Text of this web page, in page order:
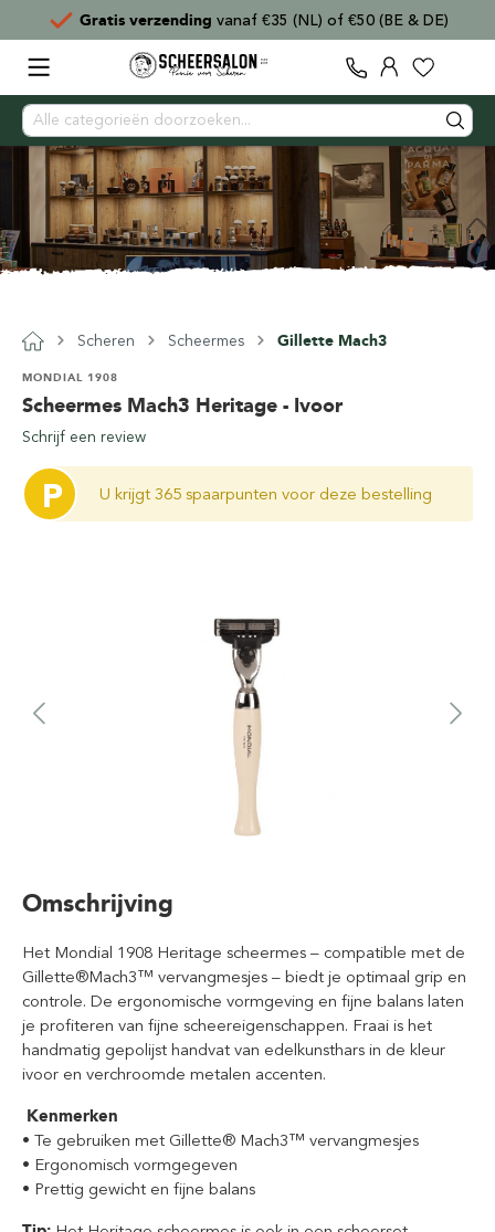
Gratis verzending vanaf €35 (NL) of €50 (BE & DE)
Scheren Scheermes Gillette Mach3
Scheermes Mach3 Heritage - Ivoor
MONDIAL 1908
Schrijf een review
P U krijgt 365 spaarpunten voor deze bestelling
Omschrijving
Het Mondial 1908 Heritage scheermes – compatible met de
Gillette®Mach3™ vervangmesjes – biedt je optimaal grip en
controle. De ergonomische vormgeving en fijne balans laten
je profiteren van fijne scheereigenschappen. Fraai is het
handmatig gepolijst handvat van edelkunsthars in de kleur
ivoor en verchroomde metalen accenten.
Kenmerken
• Te gebruiken met Gillette® Mach3™ vervangmesjes
• Ergonomisch vormgegeven
• Prettig gewicht en fijne balans